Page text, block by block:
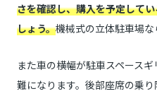
さを確認し、購入を予定して
しょう。機械式の立体駐車場な
また車の横幅が駐車スペース
難になります。後部座席の乗